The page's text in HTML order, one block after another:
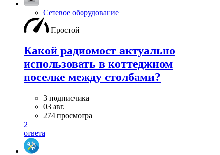
Сетевое оборудование
Простой
Какой радиомост актуально
использовать в коттеджном
поселке между столбами?
3 подписчика
03 авг.
274 просмотра
2
ответа